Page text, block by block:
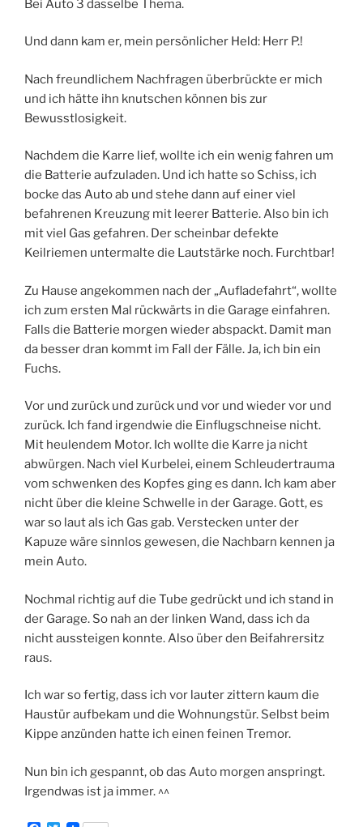
Bei Auto 3 dasselbe Thema.
Und dann kam er, mein persönlicher Held: Herr P.!
Nach freundlichem Nachfragen überbrückte er mich
und ich hätte ihn knutschen können bis zur
Bewusstlosigkeit.
Nachdem die Karre lief, wollte ich ein wenig fahren um
die Batterie aufzuladen. Und ich hatte so Schiss, ich
bocke das Auto ab und stehe dann auf einer viel
befahrenen Kreuzung mit leerer Batterie. Also bin ich
mit viel Gas gefahren. Der scheinbar defekte
Keilriemen untermalte die Lautstärke noch. Furchtbar!
Zu Hause angekommen nach der „Aufladefahrt“, wollte
ich zum ersten Mal rückwärts in die Garage einfahren.
Falls die Batterie morgen wieder abspackt. Damit man
da besser dran kommt im Fall der Fälle. Ja, ich bin ein
Fuchs.
Vor und zurück und zurück und vor und wieder vor und
zurück. Ich fand irgendwie die Einflugschneise nicht.
Mit heulendem Motor. Ich wollte die Karre ja nicht
abwürgen. Nach viel Kurbelei, einem Schleudertrauma
vom schwenken des Kopfes ging es dann. Ich kam aber
nicht über die kleine Schwelle in der Garage. Gott, es
war so laut als ich Gas gab. Verstecken unter der
Kapuze wäre sinnlos gewesen, die Nachbarn kennen ja
mein Auto.
Nochmal richtig auf die Tube gedrückt und ich stand in
der Garage. So nah an der linken Wand, dass ich da
nicht aussteigen konnte. Also über den Beifahrersitz
raus.
Ich war so fertig, dass ich vor lauter zittern kaum die
Haustür aufbekam und die Wohnungstür. Selbst beim
Kippe anzünden hatte ich einen feinen Tremor.
Nun bin ich gespannt, ob das Auto morgen anspringt.
Irgendwas ist ja immer. ^^